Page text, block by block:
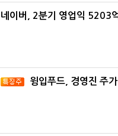
네이버, 2분기 영업익 5203
윙입푸드, 경영진 주